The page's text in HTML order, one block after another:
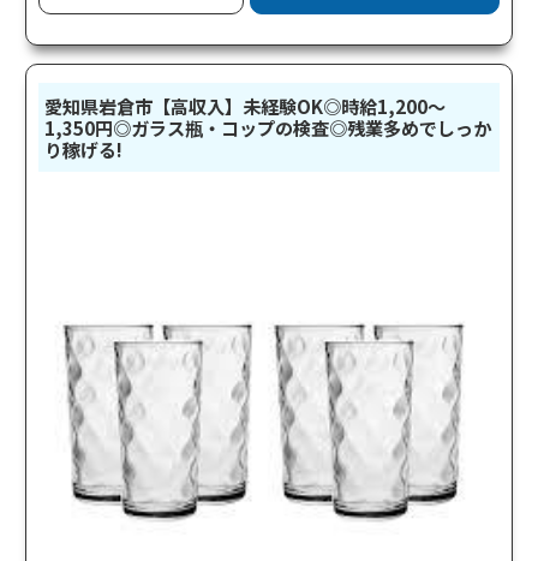
愛知県岩倉市【高収入】未経験OK◎時給1,200～
1,350円◎ガラス瓶・コップの検査◎残業多めでしっか
り稼げる!